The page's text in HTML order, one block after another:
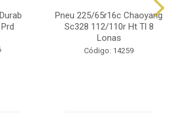
Pneu 225/65r16c Chaoyang
Sc328 112/110r Ht Tl 8
Lonas
Código: 14259